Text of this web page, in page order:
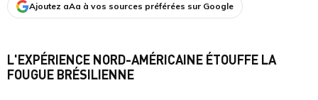
Ajoutez aAa à vos sources préférées sur Google
L'EXPÉRIENCE NORD-AMÉRICAINE ÉTOUFFE LA
FOUGUE BRÉSILIENNE